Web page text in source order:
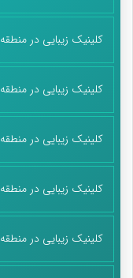
کلینیک زیبایی در منطقه 6
کلینیک زیبایی در منطقه 7
کلینیک زیبایی در منطقه 8
کلینیک زیبایی در منطقه 9
کلینیک زیبایی در منطقه 10